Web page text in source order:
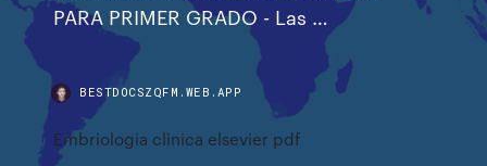
PARA PRIMER GRADO - Las …
BESTDOCSZQFM.WEB.APP
Embriologia clinica elsevier pdf